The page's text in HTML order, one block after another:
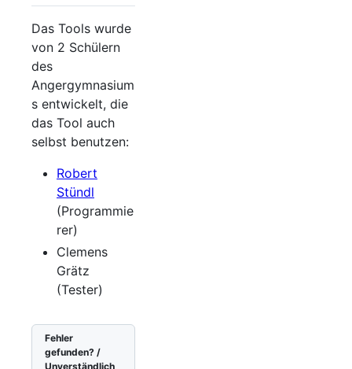
Das Tools wurde
von 2 Schülern
des
Angergymnasium
s entwickelt, die
das Tool auch
selbst benutzen:
Robert
Stündl
(Programmie
rer)
Clemens
Grätz
(Tester)
Fehler
gefunden? /
Unverständlich